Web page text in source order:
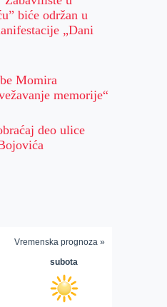
biće održan u
„Dani
Momira
memorije“
deo ulice